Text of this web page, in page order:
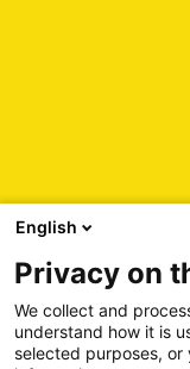
SHOP
SERVICE &
DEICHMAN-
English
Privacy on
We collect and
understand how it is
selected purposes, or